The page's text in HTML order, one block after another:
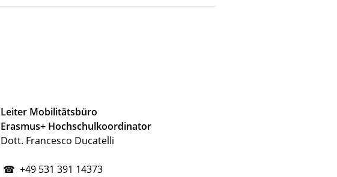
Leiter Mobilitätsbüro
Erasmus+ Hochschulkoordinator
Dott. Francesco Ducatelli
☎ +49 531 391 14373